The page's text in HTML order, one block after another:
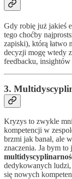
Gdy robię już jakieś
tego choćby
zapiski), którą łatwo
decyzji mogę wtedy
feedbacku,
3.
Kryzys to zwykle
kompetencji w
brzmi jak banał, ale
znaczenia. Ja bym to
dedykowanych
się nowych